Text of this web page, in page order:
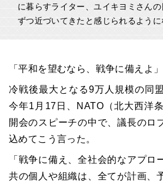
に暮らすライター、ユイキヨミさん
ずつ近づいてきたと感じられるように
「平和を望むなら、戦争に備えよ」
冷戦後最大となる9万人規模の同
今年1月17日、NATO（北大西洋
開会のスピーチの中で、議長のロ
込めてこう言った。
「戦争に備え、全社会的なアプロ
共の個人や組織は、全てが計画、